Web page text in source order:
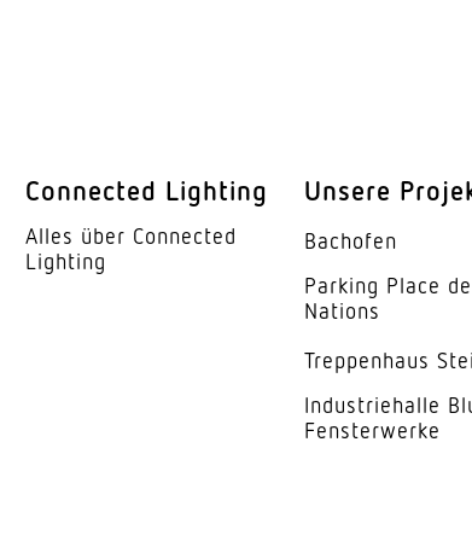
Ja
Nein
Ja
Nein
Zur
Connected Lighting
Alles über Connected
Lighting
Unsere
Bachofen
Parking Place
Nations
Trep­penhaus
Indus­trie­halle
Fensterwerke